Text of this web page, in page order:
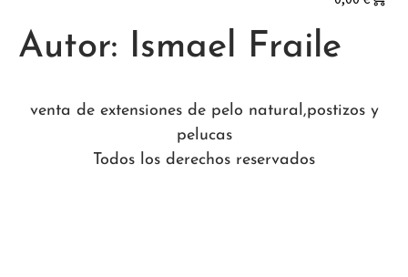
Autor: Ismael Fraile
venta de extensiones de pelo natural,postizos y
pelucas
Todos los derechos reservados